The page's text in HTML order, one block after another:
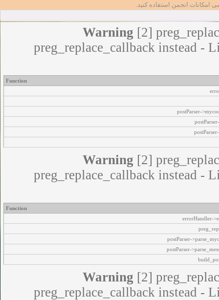
امکانات انجمن استفاده کنید.
Warning [2]
preg_replace_callback instead -
Function
postParser-
Warning [2]
preg_replace_callback instead -
Function
errorHandler-
postParser-
postParser-
Warning [2]
preg_replace_callback instead -